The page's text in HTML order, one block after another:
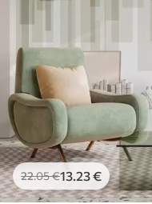
22.05€13.23€